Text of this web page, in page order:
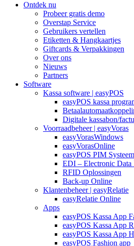
Ontdek nu
Probeer gratis demo
Overstap Service
Gebruikers vertellen
Etiketten & Hangkaartjes
Giftcards & Verpakkingen
Over ons
Nieuws
Partners
Software
Kassa software | easyPOS
easyPOS kassa
Digitale kassabon/
Voorraadbeheer | easyVoras
easyVorasWindows
easyVorasOnline
easyPOS PIM Systeem
EDI – Electronic Data
RFID Oplossingen
Back-up Online
Klantenbeheer | easyRelatie
easyRelatie Online
Apps
easyPOS Kassa App
easyPOS Kassa App
easyPOS Kassa App
easyPOS Fashion app